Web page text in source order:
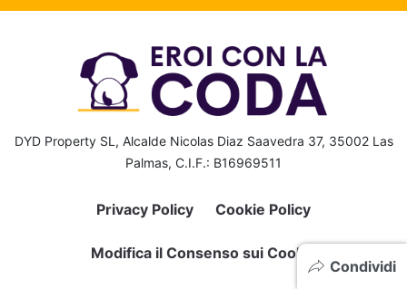
Condividi
DYD Property SL, Alcalde Nicolas Diaz Saavedra 37, 35002 Las
Palmas, C.I.F.: B16969511
Privacy Policy Cookie Policy
Modifica il Consenso sui Cookie